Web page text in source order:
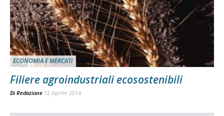
ECONOMIA E MERCATI
Filiere agroindustriali ecosostenibili
Di Redazione 12 Aprile 2014